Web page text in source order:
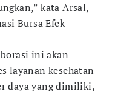
kata Arsal,
Bursa Efek
ini akan
layanan kesehatan
daya yang dimiliki,